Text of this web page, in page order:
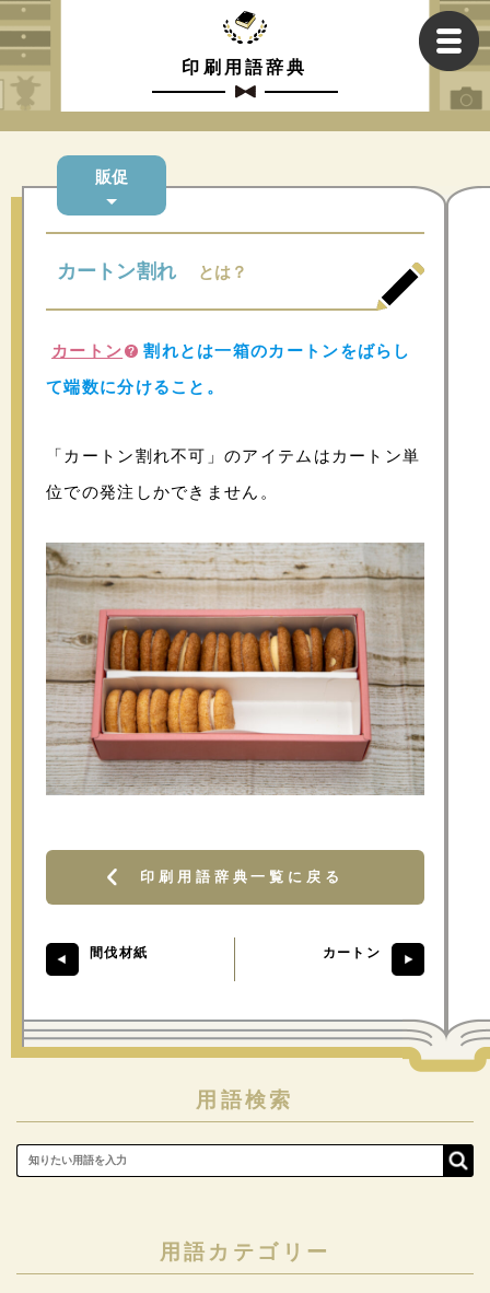
印刷用語辞典
販促
カートン割れ とは？
カートン
割れとは一箱のカートンをばらし
て端数に分けること 。
「カートン割れ不可」のアイテムはカートン単
位での発注しかできません。
印刷用語辞典一覧に戻る
間伐材紙 カートン
用語検索
用語カテゴリー